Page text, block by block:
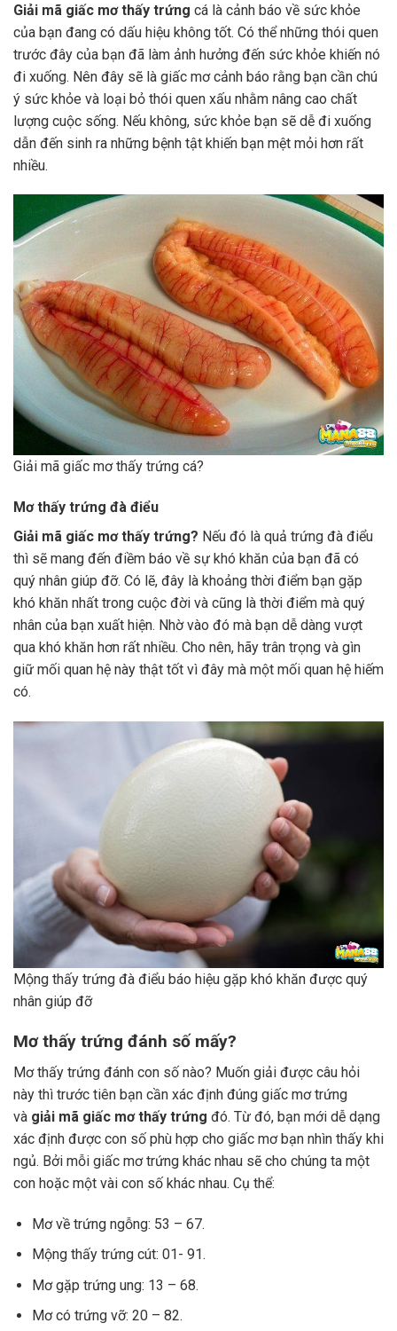
Giải mã giấc mơ thấy trứng cá là cảnh báo về sức khỏe
của bạn đang có dấu hiệu không tốt. Có thể những thói quen
trước đây của bạn đã làm ảnh hưởng đến sức khỏe khiến nó
đi xuống. Nên đây sẽ là giấc mơ cảnh báo rằng bạn cần chú
ý sức khỏe và loại bỏ thói quen xấu nhằm nâng cao chất
lượng cuộc sống. Nếu không, sức khỏe bạn sẽ dễ đi xuống
dẫn đến sinh ra những bệnh tật khiến bạn mệt mỏi hơn rất
nhiều.
Giải mã giấc mơ thấy trứng cá?
Mơ thấy trứng đà điểu
Giải mã giấc mơ thấy trứng? Nếu đó là quả trứng đà điểu
thì sẽ mang đến điềm báo về sự khó khăn của bạn đã có
quý nhân giúp đỡ. Có lẽ, đây là khoảng thời điểm bạn gặp
khó khăn nhất trong cuộc đời và cũng là thời điểm mà quý
nhân của bạn xuất hiện. Nhờ vào đó mà bạn dễ dàng vượt
qua khó khăn hơn rất nhiều. Cho nên, hãy trân trọng và gìn
giữ mối quan hệ này thật tốt vì đây mà một mối quan hệ hiếm
có.
Mộng thấy trứng đà điểu báo hiệu gặp khó khăn được quý
nhân giúp đỡ
Mơ thấy trứng đánh số mấy?
Mơ thấy trứng đánh con số nào? Muốn giải được câu hỏi
này thì trước tiên bạn cần xác định đúng giấc mơ trứng
và giải mã giấc mơ thấy trứng đó. Từ đó, bạn mới dễ dạng
xác định được con số phù hợp cho giấc mơ bạn nhìn thấy khi
ngủ. Bởi mỗi giấc mơ trứng khác nhau sẽ cho chúng ta một
con hoặc một vài con số khác nhau. Cụ thể:
Mơ về trứng ngỗng: 53 – 67.
Mộng thấy trứng cút: 01- 91.
Mơ gặp trứng ung: 13 – 68.
Mơ có trứng vỡ: 20 – 82.